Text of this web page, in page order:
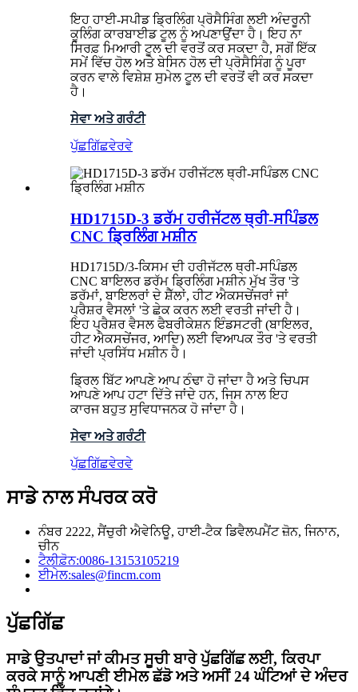
ਇਹ ਹਾਈ-ਸਪੀਡ ਡ੍ਰਿਲਿੰਗ ਪ੍ਰੋਸੈਸਿੰਗ ਲਈ ਅੰਦਰੂਨੀ
ਕੂਲਿੰਗ ਕਾਰਬਾਈਡ ਟੂਲ ਨੂੰ ਅਪਣਾਉਂਦਾ ਹੈ। ਇਹ ਨਾ
ਸਿਰਫ਼ ਮਿਆਰੀ ਟੂਲ ਦੀ ਵਰਤੋਂ ਕਰ ਸਕਦਾ ਹੈ, ਸਗੋਂ ਇੱਕ
ਸਮੇਂ ਵਿੱਚ ਹੋਲ ਅਤੇ ਬੇਸਿਨ ਹੋਲ ਦੀ ਪ੍ਰੋਸੈਸਿੰਗ ਨੂੰ ਪੂਰਾ
ਕਰਨ ਵਾਲੇ ਵਿਸ਼ੇਸ਼ ਸੁਮੇਲ ਟੂਲ ਦੀ ਵਰਤੋਂ ਵੀ ਕਰ ਸਕਦਾ
ਹੈ।
ਸੇਵਾ ਅਤੇ ਗਰੰਟੀ
ਪੁੱਛਗਿੱਛਵੇਰਵੇ
HD1715D-3 ਡਰੱਮ ਹਰੀਜੱਟਲ ਥ੍ਰੀ-ਸਪਿੰਡਲ
CNC ਡ੍ਰਿਲਿੰਗ ਮਸ਼ੀਨ
HD1715D/3-ਕਿਸਮ ਦੀ ਹਰੀਜੱਟਲ ਥ੍ਰੀ-ਸਪਿੰਡਲ
CNC ਬਾਇਲਰ ਡਰੱਮ ਡ੍ਰਿਲਿੰਗ ਮਸ਼ੀਨ ਮੁੱਖ ਤੌਰ 'ਤੇ
ਡਰੱਮਾਂ, ਬਾਇਲਰਾਂ ਦੇ ਸ਼ੈੱਲਾਂ, ਹੀਟ ​​ਐਕਸਚੇਂਜਰਾਂ ਜਾਂ
ਪ੍ਰੈਸ਼ਰ ਵੈਸਲਾਂ 'ਤੇ ਛੇਕ ਕਰਨ ਲਈ ਵਰਤੀ ਜਾਂਦੀ ਹੈ।
ਇਹ ਪ੍ਰੈਸ਼ਰ ਵੈਸਲ ਫੈਬਰੀਕੇਸ਼ਨ ਇੰਡਸਟਰੀ (ਬਾਇਲਰ,
ਹੀਟ ​​ਐਕਸਚੇਂਜਰ, ਆਦਿ) ਲਈ ਵਿਆਪਕ ਤੌਰ 'ਤੇ ਵਰਤੀ
ਜਾਂਦੀ ਪ੍ਰਸਿੱਧ ਮਸ਼ੀਨ ਹੈ।
ਡ੍ਰਿਲ ਬਿੱਟ ਆਪਣੇ ਆਪ ਠੰਢਾ ਹੋ ਜਾਂਦਾ ਹੈ ਅਤੇ ਚਿਪਸ
ਆਪਣੇ ਆਪ ਹਟਾ ਦਿੱਤੇ ਜਾਂਦੇ ਹਨ, ਜਿਸ ਨਾਲ ਇਹ
ਕਾਰਜ ਬਹੁਤ ਸੁਵਿਧਾਜਨਕ ਹੋ ਜਾਂਦਾ ਹੈ।
ਸੇਵਾ ਅਤੇ ਗਰੰਟੀ
ਪੁੱਛਗਿੱਛਵੇਰਵੇ
ਸਾਡੇ ਨਾਲ ਸੰਪਰਕ ਕਰੋ
ਨੰਬਰ 2222, ਸੈਂਚੁਰੀ ਐਵੇਨਿਊ, ਹਾਈ-ਟੈਕ ਡਿਵੈਲਪਮੈਂਟ ਜ਼ੋਨ, ਜਿਨਾਨ,
ਚੀਨ
ਟੈਲੀਫ਼ੋਨ:0086-13153105219
ਈਮੇਲ:sales@fincm.com
ਪੁੱਛਗਿੱਛ
ਸਾਡੇ ਉਤਪਾਦਾਂ ਜਾਂ ਕੀਮਤ ਸੂਚੀ ਬਾਰੇ ਪੁੱਛਗਿੱਛ ਲਈ, ਕਿਰਪਾ
ਕਰਕੇ ਸਾਨੂੰ ਆਪਣੀ ਈਮੇਲ ਛੱਡੋ ਅਤੇ ਅਸੀਂ 24 ਘੰਟਿਆਂ ਦੇ ਅੰਦਰ